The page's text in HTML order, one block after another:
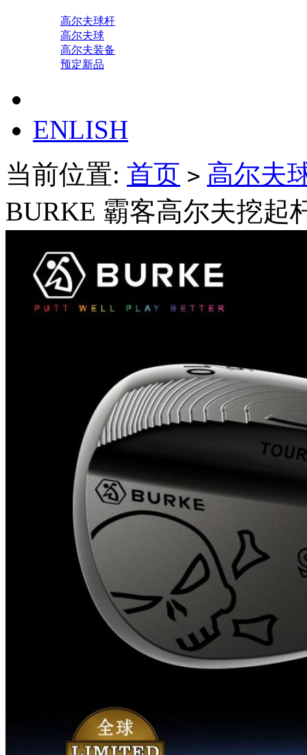
高尔夫球杆
高尔夫球
高尔夫装备
预定新品
ENLISH
当前位置: 首页 > 高尔夫
BURKE 霸客高尔夫挖起